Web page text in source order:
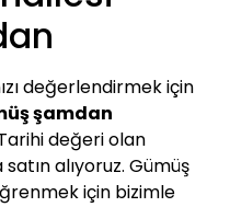
değerlendirmek için
şamdan
değeri olan
alıyoruz. Gümüş
için bizimle